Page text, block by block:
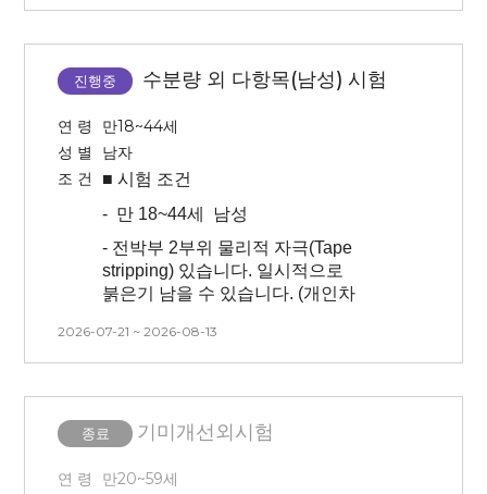
불가
*방문 당일선크림,메이크업(펄이
있는 아이섀도우)사용 금지, 세안 없이
방문
바랍니다.
나시
지참
* 본인 부주의(시험부위 상처, 눈썹
시험 탈락의 경우 교통비 지급이
어렵습니다.
* 3개월 내 시술 경험이 없는 사람(피부
관련 시술 및 피부 관리 모두 없는 분)
* 타 시험과 중복 참여 불가합니다
불가능합니다. 방문일 확인 후 신청해
(안면부 시험/건강기능식품 시험
- 본 시험은 시간, 날짜 변경이
불가능합니다. 방문일 확인 후 신청해
주시기 바랍니다.
진행중 수분량 외 다항목(남성) 시험
연 령
만18~44세
성 별
남자
조 건
■ 시험 조건
- 만 18~44세 남성
- 전박부 2부위 물리적 자극(Tape
stripping) 있습니다. 일시적으로
붉은기 남을 수 있습니다. (개인차
피부 관리 모두 없는 분)
- 타 시험(안면부, 전박부,
불가능합니다.
2026-07-21 ~ 2026-08-13
종료 기미개선외시험
연 령
만20~59세